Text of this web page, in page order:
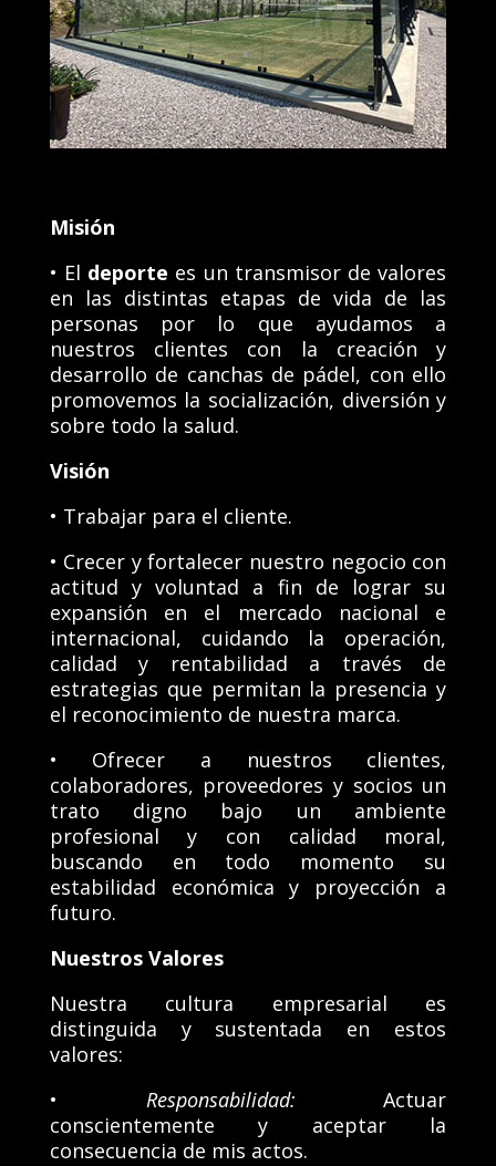
Misión
• El deporte es un transmisor de valores
en las distintas etapas de vida de las
personas por lo que ayudamos a
nuestros clientes con la creación y
desarrollo de canchas de pádel, con ello
promovemos la socialización, diversión y
sobre todo la salud.
Visión
• Trabajar para el cliente.
• Crecer y fortalecer nuestro negocio con
actitud y voluntad a fin de lograr su
expansión en el mercado nacional e
internacional, cuidando la operación,
calidad y rentabilidad a través de
estrategias que permitan la presencia y
el reconocimiento de nuestra marca.
• Ofrecer a nuestros clientes,
colaboradores, proveedores y socios un
trato digno bajo un ambiente
profesional y con calidad moral,
buscando en todo momento su
estabilidad económica y proyección a
futuro.
Nuestros Valores
Nuestra cultura empresarial es
distinguida y sustentada en estos
valores:
• Responsabilidad: Actuar
conscientemente y aceptar la
consecuencia de mis actos.